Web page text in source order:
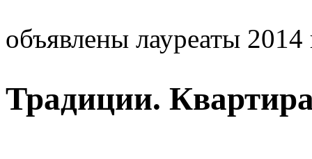
объявлены лауреаты 2014
Традиции.